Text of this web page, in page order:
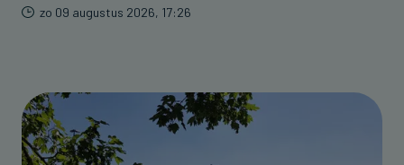
zo 09 augustus 2026, 17:26